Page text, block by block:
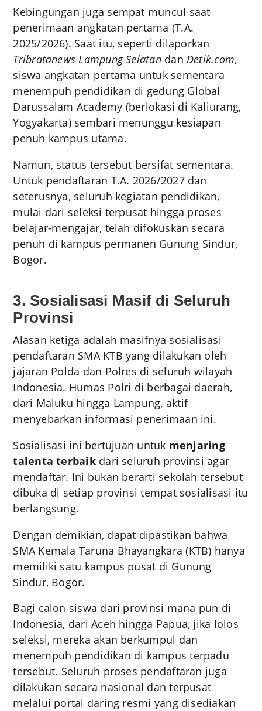
Kebingungan juga sempat muncul saat
penerimaan angkatan pertama (T.A.
2025/2026). Saat itu, seperti dilaporkan
Tribratanews Lampung SelatandanDetik.com,
siswa angkatan pertama untuk sementara
menempuh pendidikan di gedung Global
Darussalam Academy (berlokasi di Kaliurang,
Yogyakarta) sembari menunggu kesiapan
penuh kampus utama.
Namun, status tersebut bersifat sementara.
Untuk pendaftaran T.A. 2026/2027 dan
seterusnya, seluruh kegiatan pendidikan,
mulai dari seleksi terpusat hingga proses
belajar-mengajar, telah difokuskan secara
penuh di kampus permanen Gunung Sindur,
Bogor.
3. Sosialisasi Masif di Seluruh
Provinsi
Alasan ketiga adalah masifnya sosialisasi
pendaftaran SMA KTB yang dilakukan oleh
jajaran Polda dan Polres di seluruh wilayah
Indonesia. Humas Polri di berbagai daerah,
dari Maluku hingga Lampung, aktif
menyebarkan informasi penerimaan ini.
Sosialisasi ini bertujuan untuk menjaring
talenta terbaikdari seluruh provinsi agar
mendaftar. Ini bukan berarti sekolah tersebut
dibuka di setiap provinsi tempat sosialisasi itu
berlangsung.
Dengan demikian, dapat dipastikan bahwa
SMA Kemala Taruna Bhayangkara (KTB) hanya
memiliki satu kampus pusat di Gunung
Sindur, Bogor.
Bagi calon siswa dari provinsi mana pun di
Indonesia, dari Aceh hingga Papua, jika lolos
seleksi, mereka akan berkumpul dan
menempuh pendidikan di kampus terpadu
tersebut. Seluruh proses pendaftaran juga
dilakukan secara nasional dan terpusat
melalui portal daring resmi yang disediakan